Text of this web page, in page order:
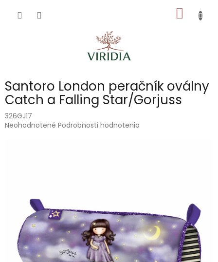
KOŠÍK
Santoro London peračník oválny
Catch a Falling Star/Gorjuss
326GJ17
Priemerné
Neohodnotené Podrobnosti hodnotenia